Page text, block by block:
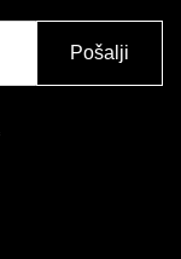
Pošalji